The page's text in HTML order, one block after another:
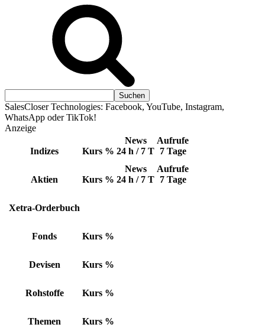
SalesCloser Technologies: Facebook, YouTube, Instagram,
WhatsApp oder TikTok!
Anzeige
Indizes Kurs %
News
24 h / 7 T
Aufrufe
7 Tage
Aktien Kurs %
News
24 h / 7 T
Aufrufe
7 Tage
Xetra-Orderbuch
Fonds Kurs %
Devisen Kurs %
Rohstoffe Kurs %
Themen Kurs %